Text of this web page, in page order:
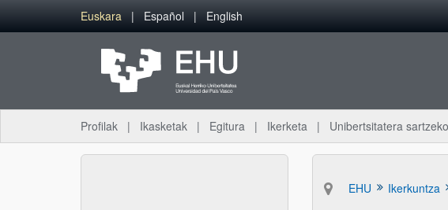
Eduki nagusira joan
Euskara Español English
Profilak Ikasketak Egitura Ikerketa Unibertsitatera
EHU Ikerkuntza